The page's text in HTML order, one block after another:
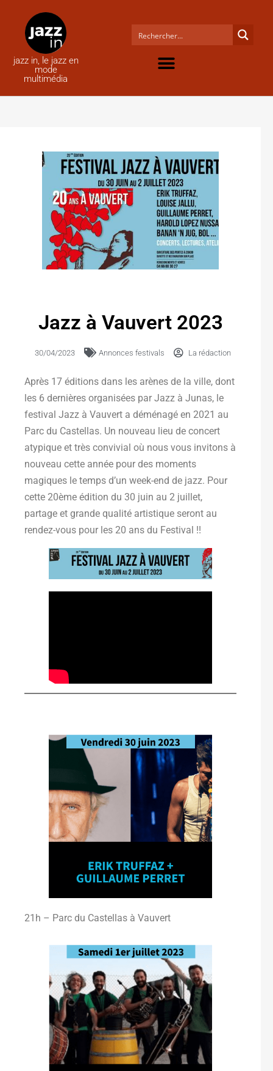
jazz in, le jazz en
mode
multimédia
Jazz à Vauvert 2023
30/04/2023 Annonces festivals La rédaction
Après 17 éditions dans les arènes de la ville, dont
les 6 dernières organisées par Jazz à Junas, le
festival Jazz à Vauvert a déménagé en 2021 au
Parc du Castellas. Un nouveau lieu de concert
atypique et très convivial où nous vous invitons à
nouveau cette année pour des moments
magiques le temps d’un week-end de jazz. Pour
cette 20ème édition du 30 juin au 2 juillet,
partage et grande qualité artistique seront au
rendez-vous pour les 20 ans du Festival !!
21h – Parc du Castellas à Vauvert